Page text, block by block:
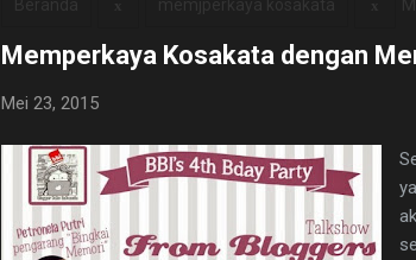
Memperkaya Kosakata dengan
Mei 23, 2015